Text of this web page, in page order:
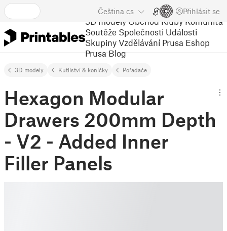
Čeština cs Přihlásit se
3D modely Obchod Kluby Komunita
Soutěže Společnosti Události
Skupiny Vzdělávání Prusa Eshop
Prusa Blog
3D modely Kutilství & koníčky Pořadače
Hexagon Modular
Drawers 200mm Depth
- V2 - Added Inner
Filler Panels